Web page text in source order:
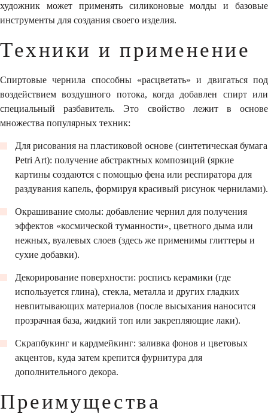
художник может применять силиконовые молды и базовые
инструменты для создания своего изделия.
Техники и применение
Спиртовые чернила способны «расцветать» и двигаться под
воздействием воздушного потока, когда добавлен спирт или
специальный разбавитель. Это свойство лежит в основе
множества популярных техник:
Для рисования на пластиковой основе (синтетическая бумага
Petri Art): получение абстрактных композиций (яркие
картины создаются с помощью фена или респиратора для
раздувания капель, формируя красивый рисунок чернилами).
Окрашивание смолы: добавление чернил для получения
эффектов «космической туманности», цветного дыма или
нежных, вуалевых слоев (здесь же применимы глиттеры и
сухие добавки).
Декорирование поверхности: роспись керамики (где
используется глина), стекла, металла и других гладких
невпитывающих материалов (после высыхания наносится
прозрачная база, жидкий топ или закрепляющие лаки).
Скрапбукинг и кардмейкинг: заливка фонов и цветовых
акцентов, куда затем крепится фурнитура для
дополнительного декора.
Преимущества